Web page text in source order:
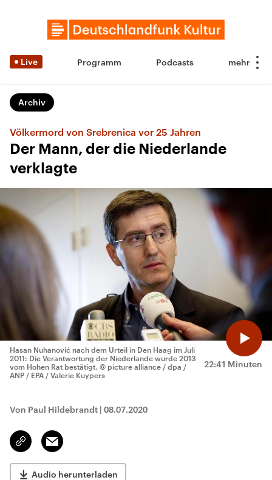
Live Programm Podcasts
Archiv
Völkermord von Srebrenica vor 25 Jahren
Der Mann, der die Niederlande
verklagte
22:41 Minuten
Hasan Nuhanović nach dem Urteil in Den Haag im Juli
2011: Die Verantwortung der Niederlande wurde 2013
vom Hohen Rat bestätigt. © picture alliance / dpa /
ANP / EPA / Valerie Kuypers
Von Paul Hildebrandt | 08.07.2020
Link
kopieren/teilen
Email
Audio herunterladen